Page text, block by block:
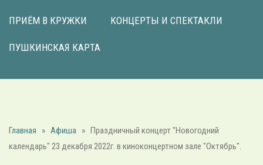
ПРИЁМ В КРУЖКИ КОНЦЕРТЫ И СПЕКТАКЛИ
ПУШКИНСКАЯ КАРТА
Главная » Афиша » Праздничный концерт "Новогодний
календарь" 23 декабря 2022г. в киноконцертном зале "Октябрь".